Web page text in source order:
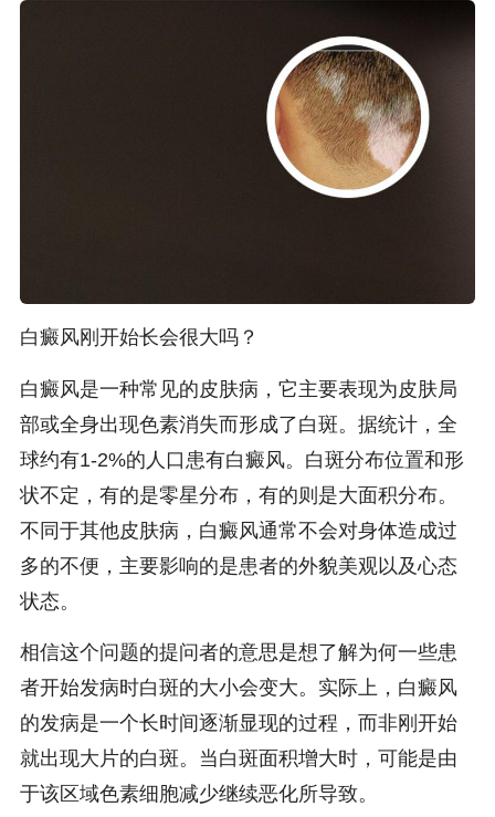
白癜风刚开始长会很大吗？
白癜风是一种常见的皮肤病，它主要表现为皮肤局
部或全身出现色素消失而形成了白斑。据统计，全
球约有1-2%的人口患有白癜风。白斑分布位置和形
状不定，有的是零星分布，有的则是大面积分布。
不同于其他皮肤病，白癜风通常不会对身体造成过
多的不便，主要影响的是患者的外貌美观以及心态
状态。
相信这个问题的提问者的意思是想了解为何一些患
者开始发病时白斑的大小会变大。实际上，白癜风
的发病是一个长时间逐渐显现的过程，而非刚开始
就出现大片的白斑。当白斑面积增大时，可能是由
于该区域色素细胞减少继续恶化所导致。